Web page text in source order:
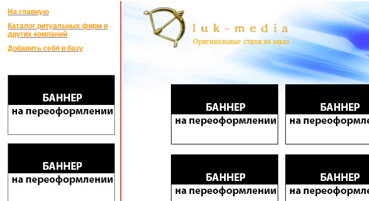
На главную
Каталог ритуальных фирм и
других компаний
Добавить себя в базу